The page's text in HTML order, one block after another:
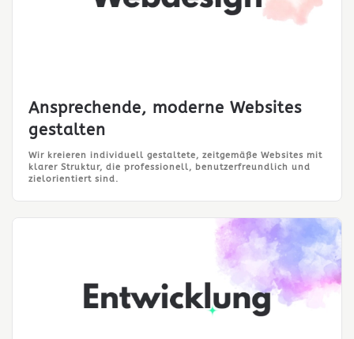
Ansprechende, moderne Websites
gestalten
Wir kreieren individuell gestaltete, zeitgemäße Websites mit
klarer Struktur, die professionell, benutzerfreundlich und
zielorientiert sind.